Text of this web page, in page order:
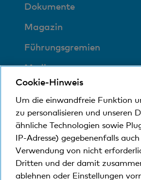
Dokumente
Magazin
Führungsgremien
Medien
Sozial und
umweltfreundlich
© Bank Cler AGRechtliche
Die Bank Cler ist eine
Cookie-Hinweis
Um die einwandfreie Funktion
zu personalisieren und unseren
ähnliche Technologien sowie
IP-Adresse) gegebenenfalls
Verwendung von nicht
Dritten und der damit
ablehnen oder Einstellungen